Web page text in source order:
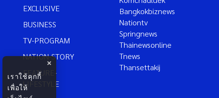
EXCLUSIVE
BUSINESS
TV-PROGRAM
NATION-STORY
FEATURE-
LIFESTYLE
Bangkokbiznews
Nationtv
Springnews
Thainewsonline
Tnews
Thansettakij
×
เราใช้คุกกี้
เพื่อให้